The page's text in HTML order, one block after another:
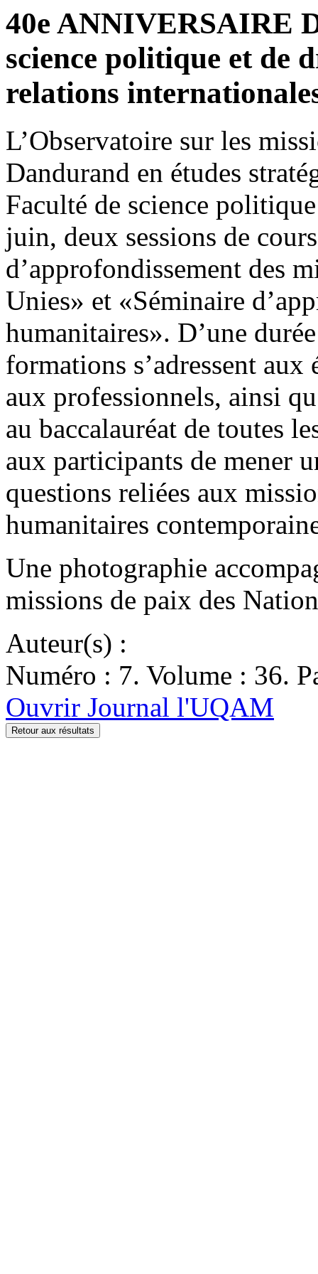
40e ANNIVERSAIRE
science politique et de
relations
L’Observatoire sur les
Dandurand en études
Faculté de science
juin, deux sessions de
d’approfondissement des
Unies» et «Séminaire
humanitaires». D’une
formations s’adressent
aux professionnels, ainsi
au baccalauréat de toutes
aux participants de mener
questions reliées aux
humanitaires
Une photographie
missions de paix des
Auteur(s) :
Numéro : 7. Volume : 36.
Ouvrir Journal l'UQAM
Retour aux résultats